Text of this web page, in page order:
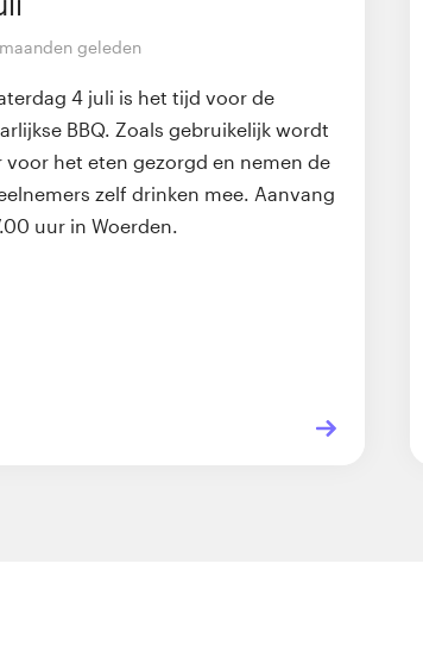
geleden
4 juli is het tijd voor de
BBQ. Zoals gebruikelijk wordt
voor het eten gezorgd en nemen de
zelf drinken mee. Aanvang
uur in Woerden.